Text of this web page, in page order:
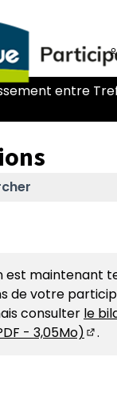
est maintenant
de votre
consulter le
- 3,05Mo)
.